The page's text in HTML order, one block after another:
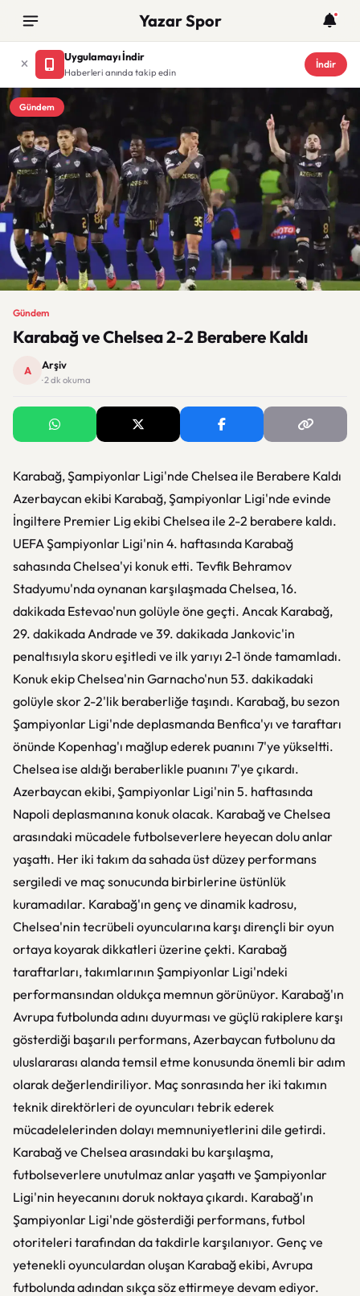
Yazar Spor
Uygulamayı İndir
Haberleri anında takip edin
İndir
Gündem
Gündem
Karabağ ve Chelsea 2-2 Berabere Kaldı
A Arşiv
· 2 dk okuma
Karabağ, Şampiyonlar Ligi'nde Chelsea ile Berabere Kaldı
Azerbaycan ekibi Karabağ, Şampiyonlar Ligi'nde evinde
İngiltere Premier Lig ekibi Chelsea ile 2-2 berabere kaldı.
UEFA Şampiyonlar Ligi'nin 4. haftasında Karabağ
sahasında Chelsea'yi konuk etti. Tevfik Behramov
Stadyumu'nda oynanan karşılaşmada Chelsea, 16.
dakikada Estevao'nun golüyle öne geçti. Ancak Karabağ,
29. dakikada Andrade ve 39. dakikada Jankovic'in
penaltısıyla skoru eşitledi ve ilk yarıyı 2-1 önde tamamladı.
Konuk ekip Chelsea'nin Garnacho'nun 53. dakikadaki
golüyle skor 2-2'lik beraberliğe taşındı. Karabağ, bu sezon
Şampiyonlar Ligi'nde deplasmanda Benfica'yı ve taraftarı
önünde Kopenhag'ı mağlup ederek puanını 7'ye yükseltti.
Chelsea ise aldığı beraberlikle puanını 7'ye çıkardı.
Azerbaycan ekibi, Şampiyonlar Ligi'nin 5. haftasında
Napoli deplasmanına konuk olacak. Karabağ ve Chelsea
arasındaki mücadele futbolseverlere heyecan dolu anlar
yaşattı. Her iki takım da sahada üst düzey performans
sergiledi ve maç sonucunda birbirlerine üstünlük
kuramadılar. Karabağ'ın genç ve dinamik kadrosu,
Chelsea'nin tecrübeli oyuncularına karşı dirençli bir oyun
ortaya koyarak dikkatleri üzerine çekti. Karabağ
taraftarları, takımlarının Şampiyonlar Ligi'ndeki
performansından oldukça memnun görünüyor. Karabağ'ın
Avrupa futbolunda adını duyurması ve güçlü rakiplere karşı
gösterdiği başarılı performans, Azerbaycan futbolunu da
uluslararası alanda temsil etme konusunda önemli bir adım
olarak değerlendiriliyor. Maç sonrasında her iki takımın
teknik direktörleri de oyuncuları tebrik ederek
mücadelelerinden dolayı memnuniyetlerini dile getirdi.
Karabağ ve Chelsea arasındaki bu karşılaşma,
futbolseverlere unutulmaz anlar yaşattı ve Şampiyonlar
Ligi'nin heyecanını doruk noktaya çıkardı. Karabağ'ın
Şampiyonlar Ligi'nde gösterdiği performans, futbol
otoriteleri tarafından da takdirle karşılanıyor. Genç ve
yetenekli oyunculardan oluşan Karabağ ekibi, Avrupa
futbolunda adından sıkça söz ettirmeye devam ediyor.